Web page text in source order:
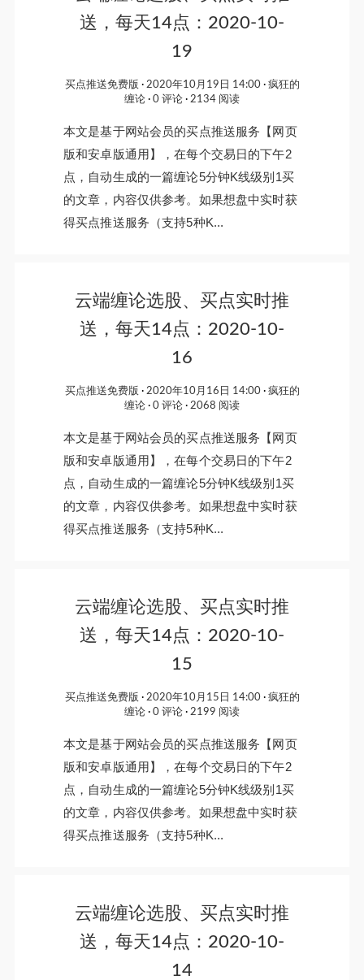
送，每天14点：2020-10-
19
买点推送免费版 2020年10月19日 14:00
疯狂的
缠论
0 评论 2134 阅读
本文是基于网站会员的买点推送服务【网页
版和安卓版通用】，在每个交易日的下午2
点，自动生成的一篇缠论5分钟K线级别1买
的文章，内容仅供参考。如果想盘中实时获
得买点推送服务（支持5种K...
云端缠论选股、买点实时推
送，每天14点：2020-10-
16
买点推送免费版 2020年10月16日 14:00
疯狂的
缠论
0 评论 2068 阅读
本文是基于网站会员的买点推送服务【网页
版和安卓版通用】，在每个交易日的下午2
点，自动生成的一篇缠论5分钟K线级别1买
的文章，内容仅供参考。如果想盘中实时获
得买点推送服务（支持5种K...
云端缠论选股、买点实时推
送，每天14点：2020-10-
15
买点推送免费版 2020年10月15日 14:00
疯狂的
缠论
0 评论 2199 阅读
本文是基于网站会员的买点推送服务【网页
版和安卓版通用】，在每个交易日的下午2
点，自动生成的一篇缠论5分钟K线级别1买
的文章，内容仅供参考。如果想盘中实时获
得买点推送服务（支持5种K...
云端缠论选股、买点实时推
送，每天14点：2020-10-
14